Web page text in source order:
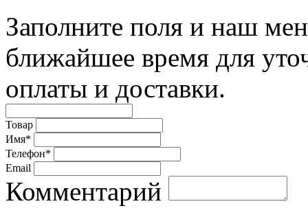
Заполните поля и наш
ближайшее время для
оплаты и доставки.
Товар
Имя*
Телефон*
Email
Комментарий